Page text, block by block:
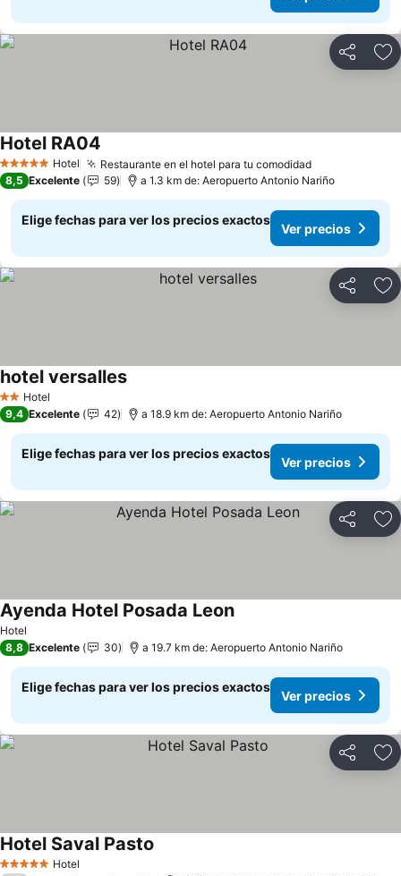
Compartir
5 Estrellas Hotel Restaurante en el hotel para tu comodidadVer precios
Hotel RA04
8,5 Excelente 59 a 1.3 km de: Aeropuerto Antonio Nariño
Elige fechas para ver los precios exactos
Ver precios
Compartir
2 Estrellas
Hotel
hotel versallesVer precios
9,4 Excelente 42 a 18.9 km de: Aeropuerto Antonio Nariño
Elige fechas para ver los precios exactos
Ver precios
Compartir
Hotel
Ayenda Hotel Posada LeonVer precios
8,8 Excelente 30 a 19.7 km de: Aeropuerto Antonio Nariño
Elige fechas para ver los precios exactos
Ver precios
Compartir
5 Estrellas Hotel
Hotel Saval Pasto